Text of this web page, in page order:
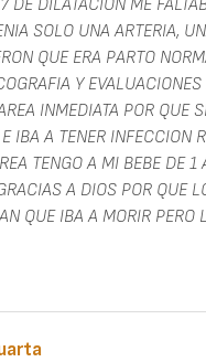
DE DILATACION ME
SOLO UNA ARTERIA,
QUE ERA PARTO
Y
INMEDIATA POR QUE
IBA A TENER INFECCION
TENGO A MI BEBE DE 1
A DIOS POR QUE
QUE IBA A MORIR PERO